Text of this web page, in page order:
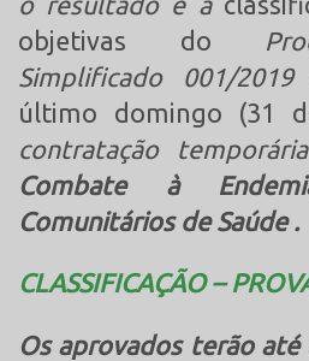
objetivas do
Simplificado 001/
último domingo (31
contratação
Combate à
Comunitários de Saúde .
CLASSIFICAÇÃO –
Os aprovados terão até